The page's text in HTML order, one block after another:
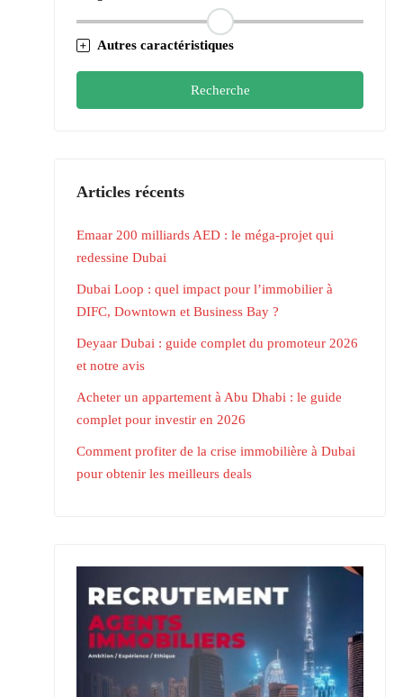
Autres caractéristiques
Recherche
Articles récents
Emaar 200 milliards AED : le méga-projet qui
redessine Dubai
Dubai Loop : quel impact pour l’immobilier à
DIFC, Downtown et Business Bay ?
Deyaar Dubai : guide complet du promoteur 2026
et notre avis
Acheter un appartement à Abu Dhabi : le guide
complet pour investir en 2026
Comment profiter de la crise immobilière à Dubai
pour obtenir les meilleurs deals